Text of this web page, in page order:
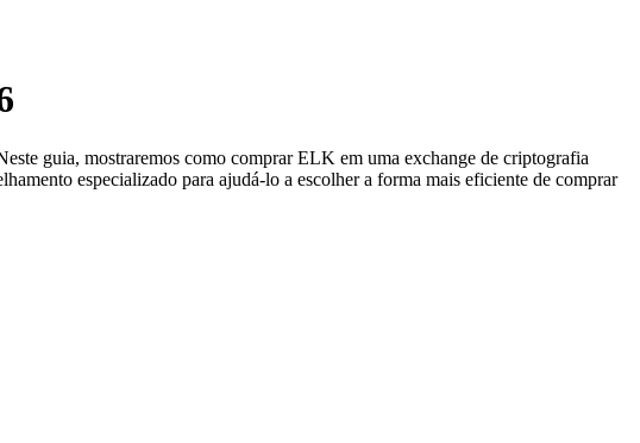
guia, mostraremos como comprar ELK em uma exchange de criptografia
especializado para ajudá-lo a escolher a forma mais eficiente de comprar